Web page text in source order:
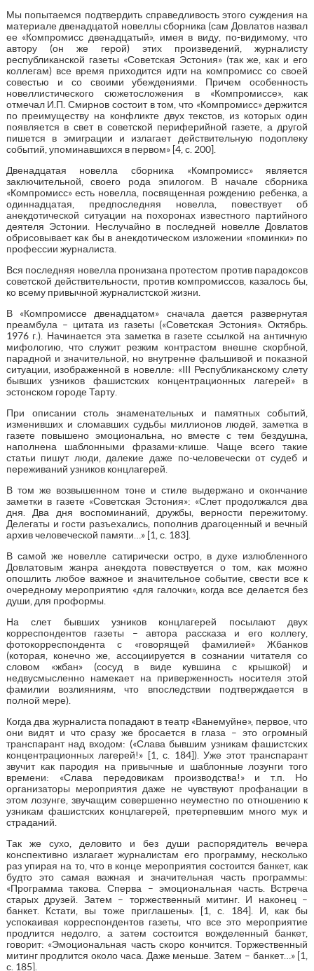
Мы попытаемся подтвердить справедливость этого суждения на
материале двенадцатой новеллы сборника (сам Довлатов назвал
ее «Компромисс двенадцатый», имея в виду, по-видимому, что
автору (он же герой) этих произведений, журналисту
республиканской газеты «Советская Эстония» (так же, как и его
коллегам) все время приходится идти на компромисс со своей
совестью и со своими убеждениями. Причем особенность
новеллистического сюжетосложения в «Компромиссе», как
отмечал И.П. Смирнов состоит в том, что «Компромисс» держится
по преимуществу на конфликте двух текстов, из которых один
появляется в свет в советской периферийной газете, а другой
пишется в эмиграции и излагает действительную подоплеку
событий, упоминавшихся в первом» [4, с. 200].
Двенадцатая новелла сборника «Компромисс» является
заключительной, своего рода эпилогом. В начале сборника
«Компромисс» есть новелла, посвященная рождению ребенка, а
одиннадцатая, предпоследняя новелла, повествует об
анекдотической ситуации на похоронах известного партийного
деятеля Эстонии. Неслучайно в последней новелле Довлатов
обрисовывает как бы в анекдотическом изложении «поминки» по
профессии журналиста.
Вся последняя новелла пронизана протестом против парадоксов
советской действительности, против компромиссов, казалось бы,
ко всему привычной журналистской жизни.
В «Компромиссе двенадцатом» сначала дается развернутая
преамбула – цитата из газеты («Советская Эстония». Октябрь.
1976 г.). Начинается эта заметка в газете ссылкой на античную
мифологию, что служит резким контрастом внешне скорбной,
парадной и значительной, но внутренне фальшивой и показной
ситуации, изображенной в новелле: «III Республиканскому слету
бывших узников фашистских концентрационных лагерей» в
эстонском городе Тарту.
При описании столь знаменательных и памятных событий,
изменивших и сломавших судьбы миллионов людей, заметка в
газете повышено эмоциональна, но вместе с тем бездушна,
наполнена шаблонными фразами-клише. Чаще всего такие
статьи пишут люди, далекие даже по-человечески от судеб и
переживаний узников концлагерей.
В том же возвышенном тоне и стиле выдержано и окончание
заметки в газете «Советская Эстония»: «Слет продолжался два
дня. Два дня воспоминаний, дружбы, верности пережитому.
Делегаты и гости разъехались, пополнив драгоценный и вечный
архив человеческой памяти…» [1, с. 183].
В самой же новелле сатирически остро, в духе излюбленного
Довлатовым жанра анекдота повествуется о том, как можно
опошлить любое важное и значительное событие, свести все к
очередному мероприятию «для галочки», когда все делается без
души, для проформы.
На слет бывших узников концлагерей посылают двух
корреспондентов газеты – автора рассказа и его коллегу,
фотокорреспондента с «говорящей фамилией» Жбанков
(которая, конечно же, ассоциируется в сознании читателя со
словом «жбан» (сосуд в виде кувшина с крышкой) и
недвусмысленно намекает на приверженность носителя этой
фамилии возлияниям, что впоследствии подтверждается в
полной мере).
Когда два журналиста попадают в театр «Ванемуйне», первое, что
они видят и что сразу же бросается в глаза – это огромный
транспарант над входом: («Слава бывшим узникам фашистских
концентрационных лагерей!» [1, с. 184]). Уже этот транспарант
звучит как пародия на привычные и шаблонные лозунги того
времени: «Слава передовикам производства!» и т.п. Но
организаторы мероприятия даже не чувствуют профанации в
этом лозунге, звучащим совершенно неуместно по отношению к
узникам фашистских концлагерей, претерпевшим много мук и
страданий.
Так же сухо, деловито и без души распорядитель вечера
конспективно излагает журналистам его программу, несколько
раз упирая на то, что в конце мероприятия состоится банкет, как
будто это самая важная и значительная часть программы:
«Программа такова. Сперва – эмоциональная часть. Встреча
старых друзей. Затем – торжественный митинг. И наконец –
банкет. Кстати, вы тоже приглашены». [1, с. 184]. И, как бы
успокаивая корреспондентов газеты, что все это мероприятие
продлится недолго, а затем состоится вожделенный банкет,
говорит: «Эмоциональная часть скоро кончится. Торжественный
митинг продлится около часа. Даже меньше. Затем – банкет…» [1,
с. 185].